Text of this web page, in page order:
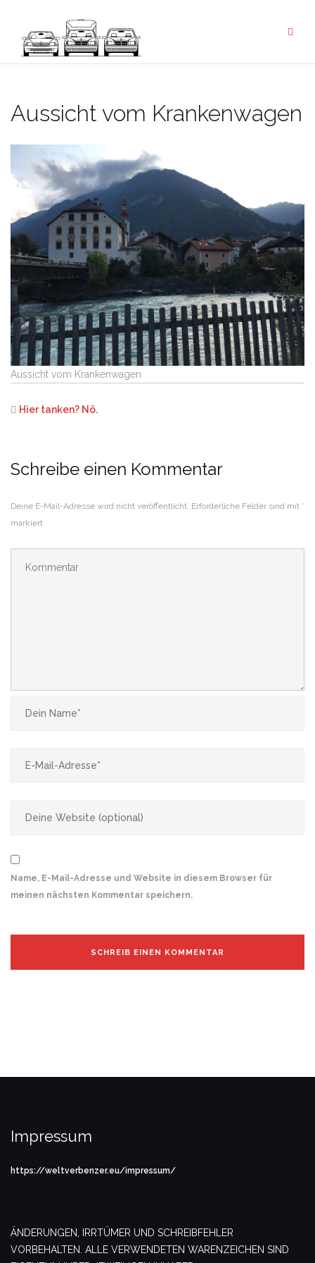
springen
Aussicht vom Krankenwagen
Aussicht vom Krankenwagen
Hier tanken? Nö.
Schreibe einen Kommentar
Deine E-Mail-Adresse wird nicht veröffentlicht. Erforderliche Felder sind mit *
markiert
Name, E-Mail-Adresse und Website in diesem Browser für
meinen nächsten Kommentar speichern.
Impressum
https://weltverbenzer.eu/impressum/
ÄNDERUNGEN, IRRTÜMER UND SCHREIBFEHLER
VORBEHALTEN. ALLE VERWENDETEN WARENZEICHEN SIND